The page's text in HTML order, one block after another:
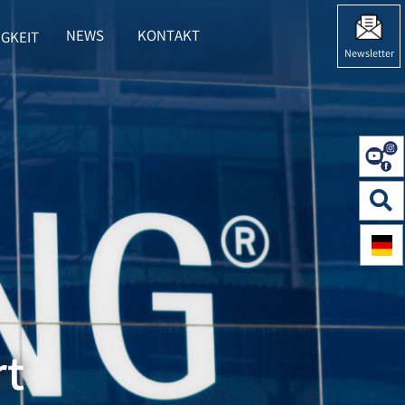
Newsletter
FOR "NACHHALTIGKEIT"
NEWS KONTAKT